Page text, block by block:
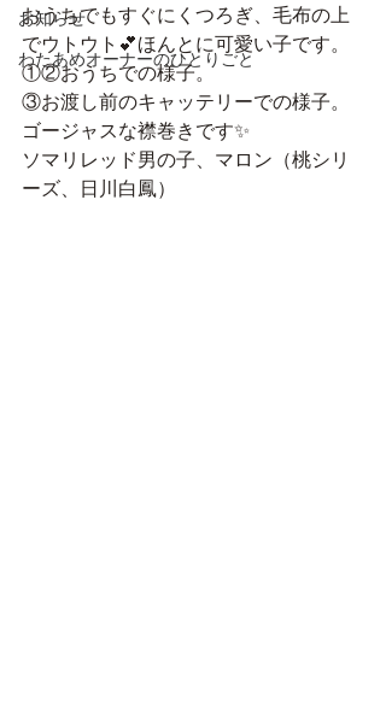
お知らせ
わたあめオーナーのひとりごと
おうちでもすぐにくつろぎ、毛布の上
でウトウト💕ほんとに可愛い子です。
①②おうちでの様子。
③お渡し前のキャッテリーでの様子。
ゴージャスな襟巻きです✨
ソマリレッド男の子、マロン（桃シリ
ーズ、日川白鳳）